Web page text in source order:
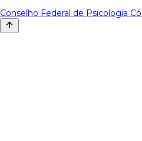
Conselho Federal de Psicologia